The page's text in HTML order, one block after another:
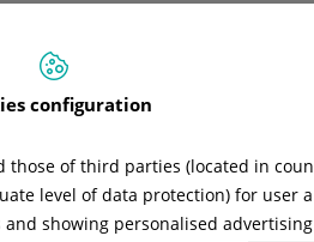
configuration
those of third parties (located in
level of data protection) for user
showing personalised